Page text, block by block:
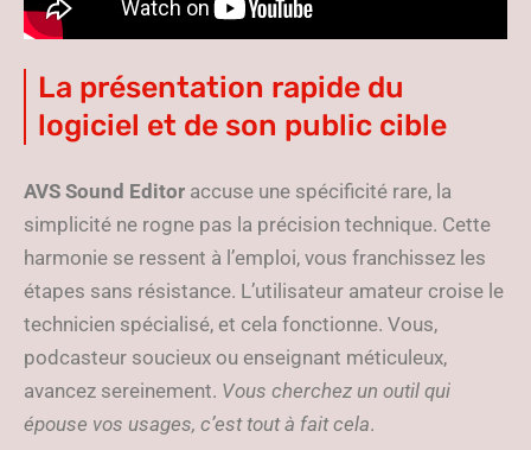
La présentation rapide du
logiciel et de son public cible
AVS Sound Editor accuse une spécificité rare, la
simplicité ne rogne pas la précision technique. Cette
harmonie se ressent à l’emploi, vous franchissez les
étapes sans résistance. L’utilisateur amateur croise le
technicien spécialisé, et cela fonctionne. Vous,
podcasteur soucieux ou enseignant méticuleux,
avancez sereinement. Vous cherchez un outil qui
épouse vos usages, c’est tout à fait cela.